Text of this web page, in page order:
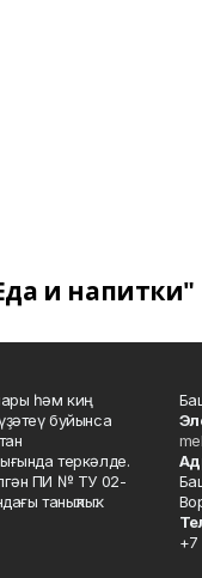
и напитки"
һәм киң
буйынса
теркәлде.
ПИ № ТУ 02-
таныҡлыҡ.